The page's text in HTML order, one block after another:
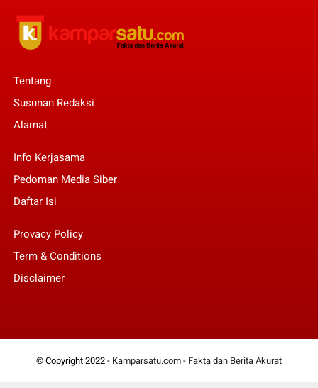
Tentang
Susunan Redaksi
Alamat
Info Kerjasama
Pedoman Media Siber
Daftar Isi
Provacy Policy
Term & Conditions
Disclaimer
© Copyright 2022 - Kamparsatu.com - Fakta dan Berita Akurat